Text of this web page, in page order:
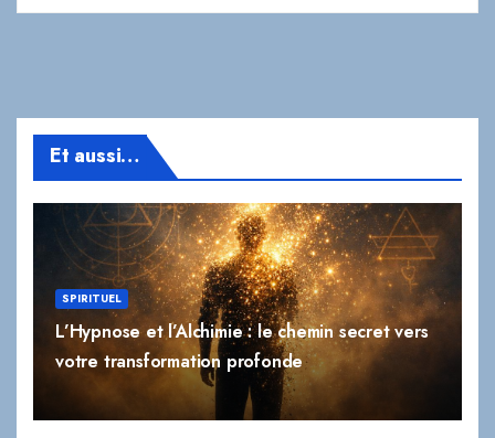
Et aussi…
SPIRITUEL
L’Hypnose et l’Alchimie : le chemin secret vers
votre transformation profonde